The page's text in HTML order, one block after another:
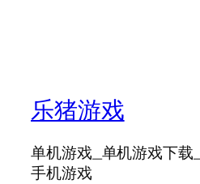
乐猪游戏
单机游戏_单机游戏下
手机游戏